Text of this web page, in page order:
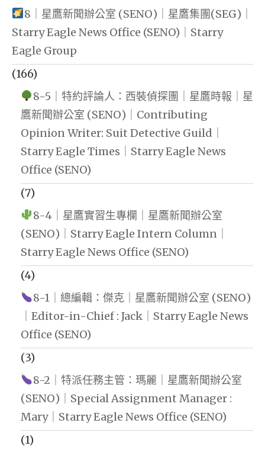
8｜星鷹新聞辦公室 (SENO)｜星鷹集團(SEG)｜
Starry Eagle News Office (SENO)｜Starry
Eagle Group
(166)
8-5｜特約評論人：西裝偵探團｜星鷹時報｜星
鷹新聞辦公室 (SENO)｜Contributing
Opinion Writer: Suit Detective Guild｜
Starry Eagle Times｜Starry Eagle News
Office (SENO)
(7)
8-4｜星鷹實習生專欄｜星鷹新聞辦公室
(SENO)｜Starry Eagle Intern Column｜
Starry Eagle News Office (SENO)
(4)
8-1｜總編輯：傑克｜星鷹新聞辦公室 (SENO)
｜Editor-in-Chief : Jack｜Starry Eagle News
Office (SENO)
(3)
8-2｜特派任務主管：瑪麗｜星鷹新聞辦公室
(SENO)｜Special Assignment Manager :
Mary｜Starry Eagle News Office (SENO)
(1)